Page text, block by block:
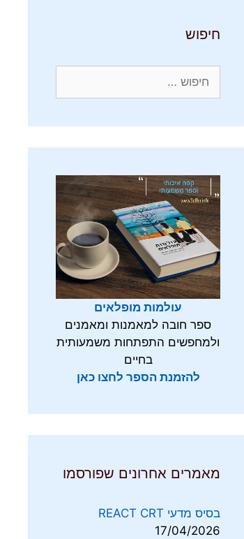
חיפוש
עולמות מופלאים
ספר חובה למאמנות ומאמנים
ולמחפשים התפתחות משמעותית
בחיים
להזמנת הספר לחצו כאן
מאמרים אחרונים שפורסמו
בסיס מדעי REACT CRT
17/04/2026